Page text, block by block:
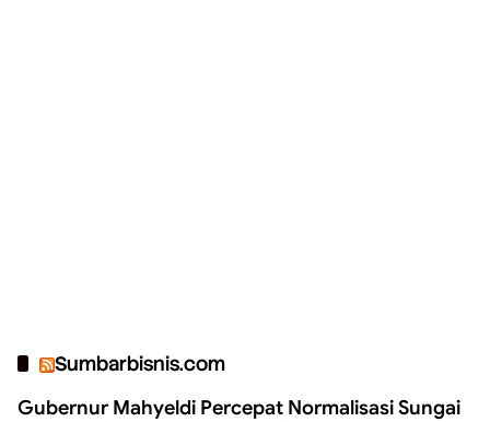
Sumbarbisnis.com
Gubernur Mahyeldi Percepat Normalisasi Sungai